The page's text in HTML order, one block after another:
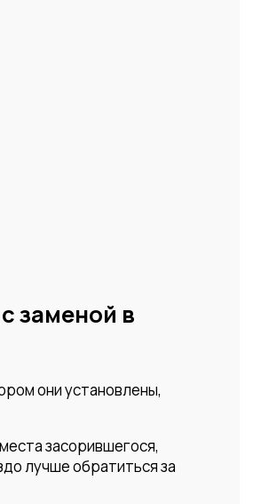
заменой в
они установлены,
засорившегося,
лучше обратиться за